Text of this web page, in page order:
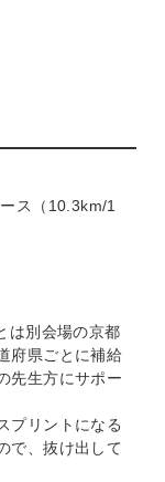
ス（10.3km/1
は別会場の京都
府県ごとに補給
先生方にサポー
プリントになる
で、抜け出して